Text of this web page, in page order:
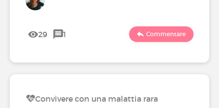
29 1 Commentare
Convivere con una malattia rara